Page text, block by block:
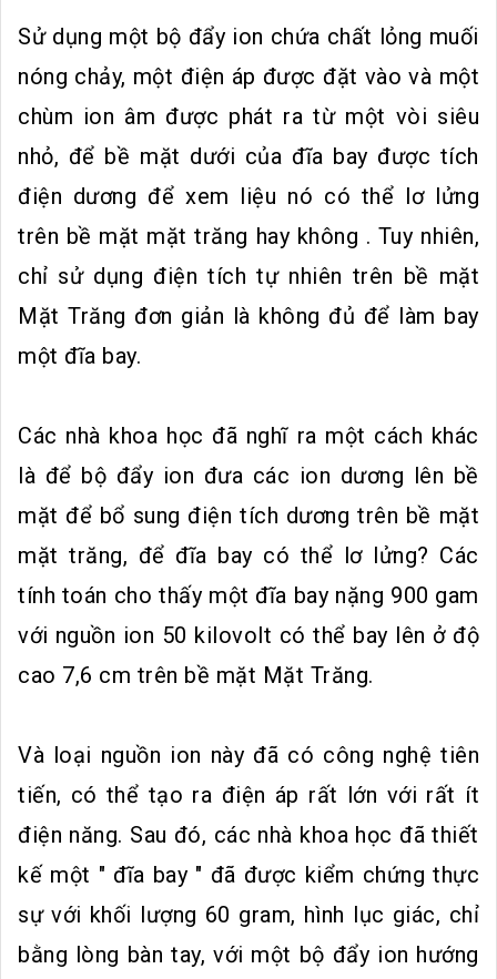
Sử dụng một bộ đẩy ion chứa chất lỏng muối
nóng chảy, một điện áp được đặt vào và một
chùm ion âm được phát ra từ một vòi siêu
nhỏ, để bề mặt dưới của đĩa bay được tích
điện dương để xem liệu nó có thể lơ lửng
trên bề mặt mặt trăng hay không . Tuy nhiên,
chỉ sử dụng điện tích tự nhiên trên bề mặt
Mặt Trăng đơn giản là không đủ để làm bay
một đĩa bay.
Các nhà khoa học đã nghĩ ra một cách khác
là để bộ đẩy ion đưa các ion dương lên bề
mặt để bổ sung điện tích dương trên bề mặt
mặt trăng, để đĩa bay có thể lơ lửng? Các
tính toán cho thấy một đĩa bay nặng 900 gam
với nguồn ion 50 kilovolt có thể bay lên ở độ
cao 7,6 cm trên bề mặt Mặt Trăng.
Và loại nguồn ion này đã có công nghệ tiên
tiến, có thể tạo ra điện áp rất lớn với rất ít
điện năng. Sau đó, các nhà khoa học đã thiết
kế một " đĩa bay " đã được kiểm chứng thực
sự với khối lượng 60 gram, hình lục giác, chỉ
bằng lòng bàn tay, với một bộ đẩy ion hướng